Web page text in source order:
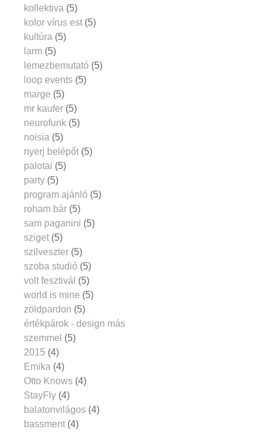
kollektiva (5)
kolor vírus est (5)
kultúra (5)
larm (5)
lemezbemutató (5)
loop events (5)
marge (5)
mr kaufer (5)
neurofunk (5)
noisia (5)
nyerj belépőt (5)
palotai (5)
party (5)
program ajánló (5)
roham bár (5)
sam paganini (5)
sziget (5)
szilveszter (5)
szoba studió (5)
volt fesztivál (5)
world is mine (5)
zöldpardon (5)
értékpárok - design más
szemmel (5)
2015 (4)
Emika (4)
Otto Knows (4)
StayFly (4)
balatonvilágos (4)
bassment (4)